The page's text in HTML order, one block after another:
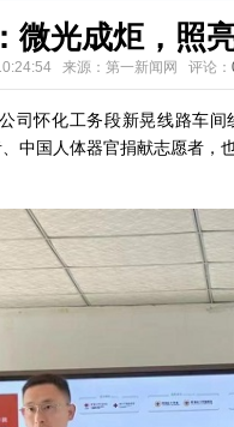
微光成炬，照
来源：第一新闻网 评论：
怀化工务段新晃线路车间
中国人体器官捐献志愿者，